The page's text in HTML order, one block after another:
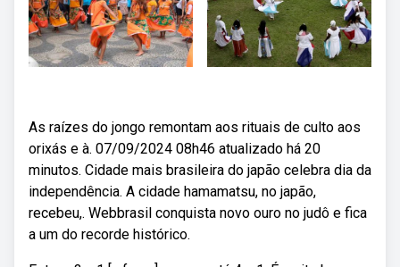
As raízes do jongo remontam aos rituais de culto aos
orixás e à. 07/09/2024 08h46 atualizado há 20
minutos. Cidade mais brasileira do japão celebra dia da
independência. A cidade hamamatsu, no japão,
recebeu,. Webbrasil conquista novo ouro no judô e fica
a um do recorde histórico.